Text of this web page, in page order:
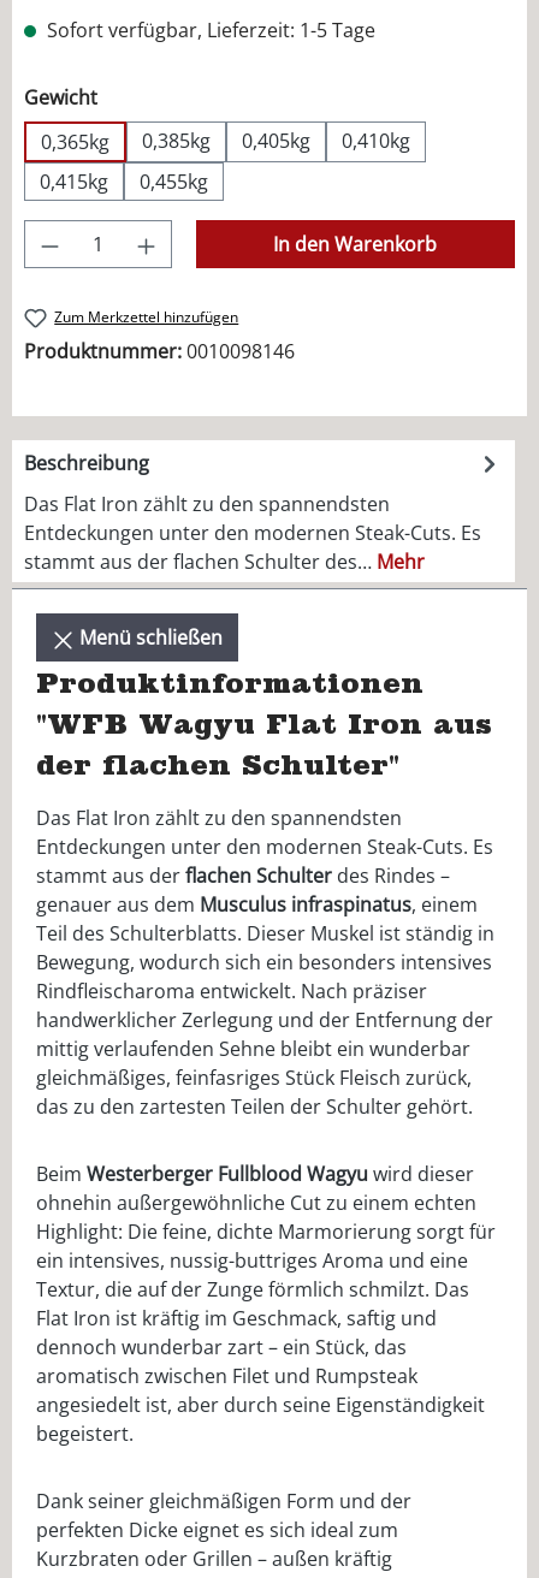
Sofort verfügbar, Lieferzeit: 1-5 Tage
Gewichtauswählen
0,365kg
0,385kg 0,405kg
0,410kg
0,415kg
0,455kg
Produkt Anzahl: Gib den gewünschten
In den Warenkorb
Zum Merkzettel hinzufügen
Produktnummer:0010098146
Beschreibung
Das Flat Iron zählt zu den spannendsten
Entdeckungen unter den modernen Steak-Cuts. Es
stammt aus der flachen Schulter des… Mehr
Menü schließen
Produktinformationen
"WFB Wagyu Flat Iron aus
der flachen Schulter"
Das Flat Iron zählt zu den spannendsten
Entdeckungen unter den modernen Steak-Cuts. Es
stammt aus derflachen Schulter des Rindes –
genauer aus dem Musculus infraspinatus, einem
Teil des Schulterblatts. Dieser Muskel ist ständig in
Bewegung, wodurch sich ein besonders intensives
Rindfleischaroma entwickelt. Nach präziser
handwerklicher Zerlegung und der Entfernung der
mittig verlaufenden Sehne bleibt ein wunderbar
gleichmäßiges, feinfasriges Stück Fleisch zurück,
das zu den zartesten Teilen der Schulter gehört.
Beim Westerberger Fullblood Wagyu wird dieser
ohnehin außergewöhnliche Cut zu einem echten
Highlight: Die feine, dichte Marmorierung sorgt für
ein intensives, nussig-buttriges Aroma und eine
Textur, die auf der Zunge förmlich schmilzt. Das
Flat Iron ist kräftig im Geschmack, saftig und
dennoch wunderbar zart – ein Stück, das
aromatisch zwischen Filet und Rumpsteak
angesiedelt ist, aber durch seine Eigenständigkeit
begeistert.
Dank seiner gleichmäßigen Form und der
perfekten Dicke eignet es sich ideal zum
Kurzbraten oder Grillen – außen kräftig